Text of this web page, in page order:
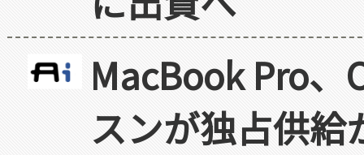
MacBook Pro
スンが独占供給